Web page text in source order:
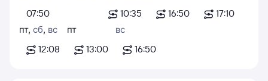
07:50
10:35
16:50
17:10
пт, сб, вс
12:08
пт
13:00
вс
16:50